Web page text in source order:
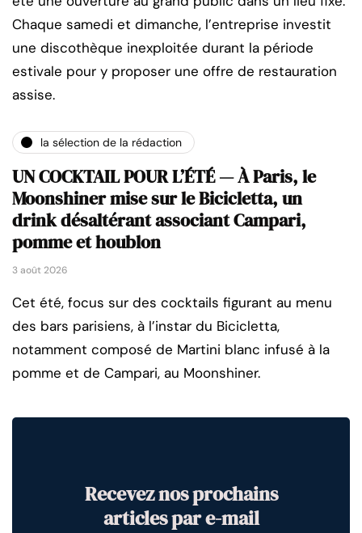
Chaque samedi et dimanche, l’entreprise investit
une discothèque inexploitée durant la période
estivale pour y proposer une offre de restauration
assise.
la sélection de la rédaction
UN COCKTAIL POUR L’ÉTÉ — À Paris, le
Moonshiner mise sur le Bicicletta, un
drink désaltérant associant Campari,
pomme et houblon
3 août 2026
Cet été, focus sur des cocktails figurant au menu
des bars parisiens, à l’instar du Bicicletta,
notamment composé de Martini blanc infusé à la
pomme et de Campari, au Moonshiner.
Recevez nos prochains
articles par e-mail